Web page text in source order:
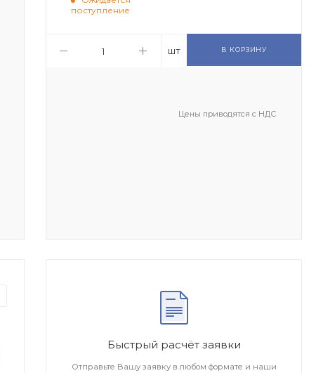
поступление
шт В КОРЗИНУ
Цены приводятся с НДС
Быстрый расчёт заявки
Отправьте Вашу заявку в любом формате и наши